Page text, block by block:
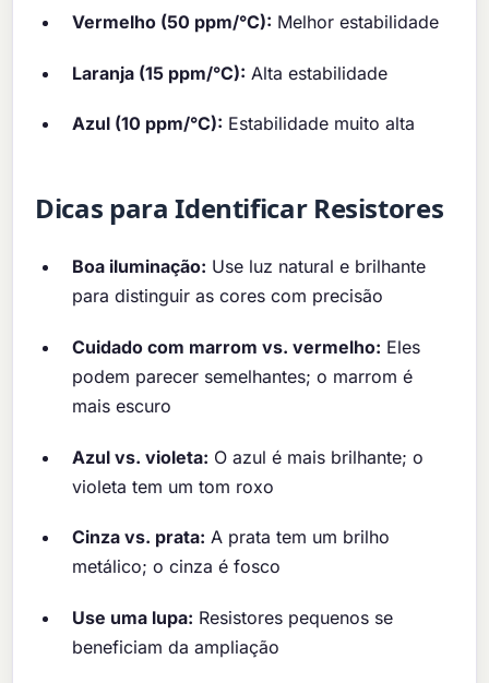
Vermelho (50 ppm/°C): Melhor estabilidade
Laranja (15 ppm/°C): Alta estabilidade
Azul (10 ppm/°C): Estabilidade muito alta
Dicas para Identificar Resistores
Boa iluminação: Use luz natural e brilhante
para distinguir as cores com precisão
Cuidado com marrom vs. vermelho: Eles
podem parecer semelhantes; o marrom é
mais escuro
Azul vs. violeta: O azul é mais brilhante; o
violeta tem um tom roxo
Cinza vs. prata: A prata tem um brilho
metálico; o cinza é fosco
Use uma lupa: Resistores pequenos se
beneficiam da ampliação